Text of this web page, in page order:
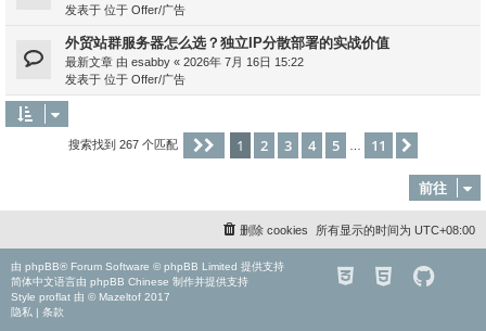
发表于 位于 Offer/广告
外贸站群服务器怎么选？独立IP分散部署的实战价值
最新文章 由 esabby « 2026年 7月 16日 15:22
发表于 位于 Offer/广告
搜索找到 267 个匹配 分页：1 11
1 2 3 4 5 11
前往
所有显示的时间为 UTC+08:00
删除 cookies
由 phpBB® Forum Software © phpBB Limited 提供支持
简体中文语言由 phpBB Chinese 制作并提供支持
Style proflat 由 © Mazeltof 2017
隐私 | 条款